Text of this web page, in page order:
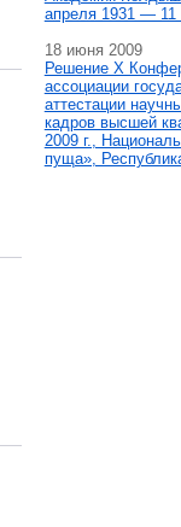
апреля 1931 — 11
18 июня 2009
Решение X
ассоциации
аттестации
кадров высшей
2009 г.,
пуща»,